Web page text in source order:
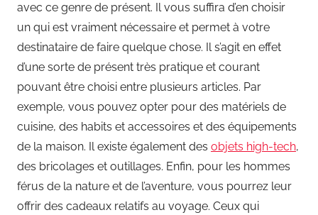
avec ce genre de présent. Il vous suffira d’en choisir
un qui est vraiment nécessaire et permet à votre
destinataire de faire quelque chose. Il s’agit en effet
d’une sorte de présent très pratique et courant
pouvant être choisi entre plusieurs articles. Par
exemple, vous pouvez opter pour des matériels de
cuisine, des habits et accessoires et des équipements
de la maison. Il existe également des objets high-tech,
des bricolages et outillages. Enfin, pour les hommes
férus de la nature et de l’aventure, vous pourrez leur
offrir des cadeaux relatifs au voyage. Ceux qui